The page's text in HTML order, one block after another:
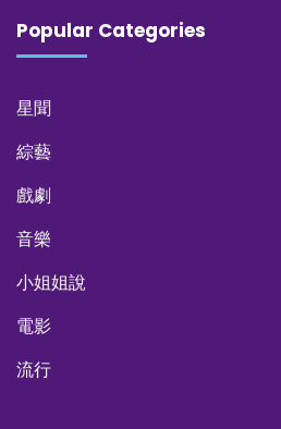
Popular Categories
星聞
綜藝
戲劇
音樂
小姐姐說
電影
流行